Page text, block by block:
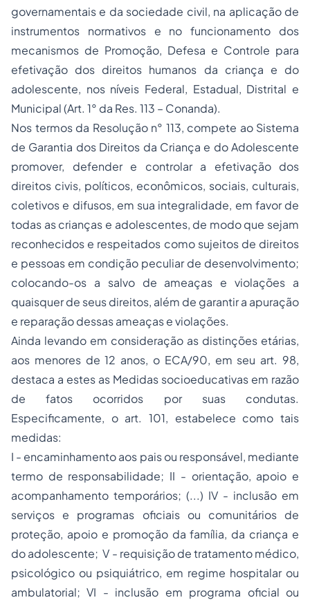
governamentais e da sociedade civil, na aplicação de
instrumentos normativos e no funcionamento dos
mecanismos de Promoção, Defesa e Controle para
efetivação dos direitos humanos da criança e do
adolescente, nos níveis Federal, Estadual, Distrital e
Municipal (Art. 1° da Res. 113 – Conanda).
Nos termos da Resolução n° 113, compete ao Sistema
de Garantia dos Direitos da Criança e do Adolescente
promover, defender e controlar a efetivação dos
direitos civis, políticos, econômicos, sociais, culturais,
coletivos e difusos, em sua integralidade, em favor de
todas as crianças e adolescentes, de modo que sejam
reconhecidos e respeitados como sujeitos de direitos
e pessoas em condição peculiar de desenvolvimento;
colocando-os a salvo de ameaças e violações a
quaisquer de seus direitos, além de garantir a apuração
e reparação dessas ameaças e violações.
Ainda levando em consideração as distinções etárias,
aos menores de 12 anos, o ECA/90, em seu art. 98,
destaca a estes as Medidas socioeducativas em razão
de fatos ocorridos por suas condutas.
Especificamente, o art. 101, estabelece como tais
medidas:
I - encaminhamento aos pais ou responsável, mediante
termo de responsabilidade; II - orientação, apoio e
acompanhamento temporários; (...) IV - inclusão em
serviços e programas oficiais ou comunitários de
proteção, apoio e promoção da família, da criança e
do adolescente; V - requisição de tratamento médico,
psicológico ou psiquiátrico, em regime hospitalar ou
ambulatorial; VI - inclusão em programa oficial ou